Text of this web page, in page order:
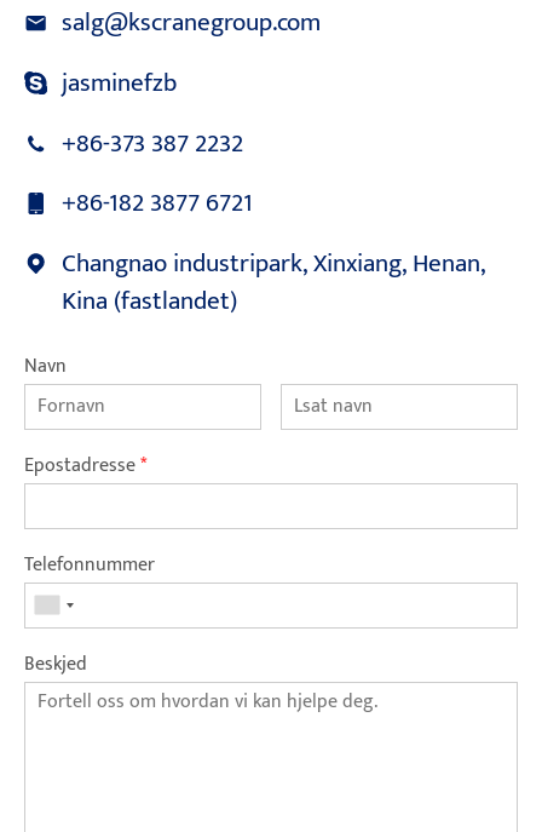
salg@kscranegroup.com
jasminefzb
+86-373 387 2232
+86-182 3877 6721
Changnao industripark, Xinxiang, Henan,
Kina (fastlandet)
Navn
Epostadresse*
Telefonnummer
Beskjed